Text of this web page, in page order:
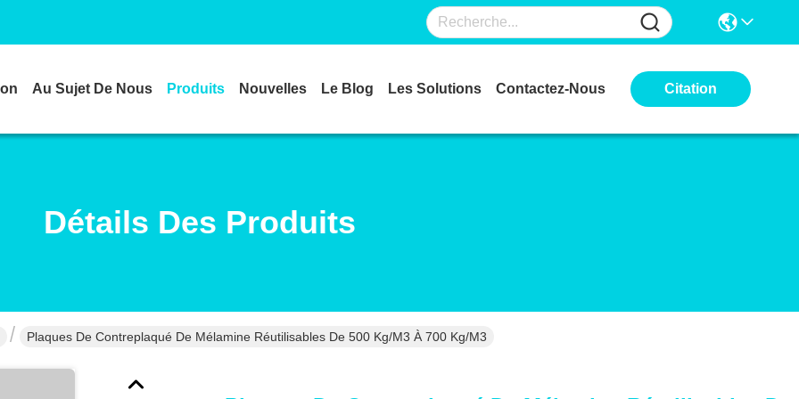
Au Sujet De Nous Produits Nouvelles Le Blog Les Solutions Contactez-Nous Citation
Détails Des Produits
Plaques De Contreplaqué De Mélamine Réutilisables De 500 Kg/m3 À 700 Kg/m3